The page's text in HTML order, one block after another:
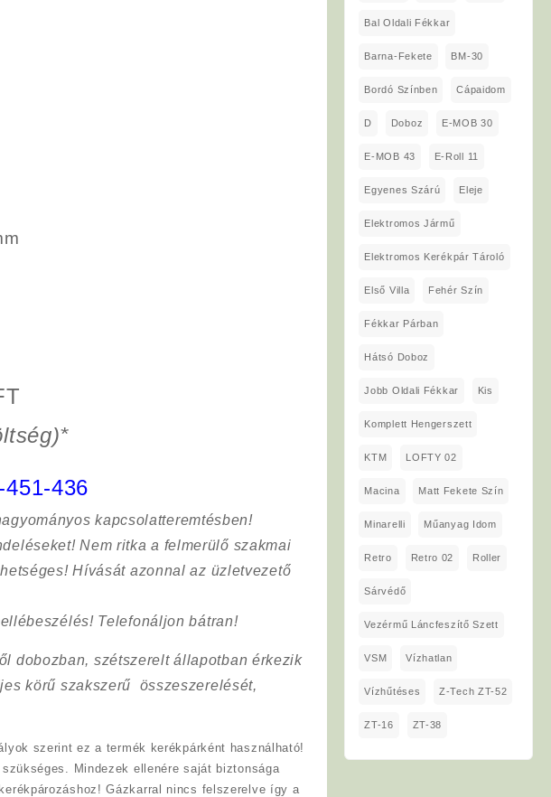
436
kapcsolatteremtésben!
Nem ritka a felmerülő szakmai
Hívását azonnal az üzletvezető
Telefonáljon bátran!
dobozban, szétszerelt állapotban érkezik
körű szakszerű összeszerelését,
szerint ez a termék kerékpárként használható!
Mindezek ellenére saját biztonsága
Gázkarral nincs felszerelve így a
Bal Oldali Fékkar
Barna-Fekete BM-30
Bordó Színben Cápaidom
D Doboz E-MOB 30
E-MOB 43 E-Roll 11
Egyenes Szárú Eleje
Elektromos Jármű
Elektromos Kerékpár Tároló
Első Villa Fehér Szín
Fékkar Párban
Hátsó Doboz
Jobb Oldali Fékkar Kis
Komplett Hengerszett
KTM LOFTY 02
Macina Matt Fekete Szín
Minarelli Műanyag Idom
Retro Retro 02 Roller
Sárvédő
Vezérmű Láncfeszítő Szett
VSM Vízhatlan
Vízhűtéses Z-Tech ZT-52
ZT-16 ZT-38